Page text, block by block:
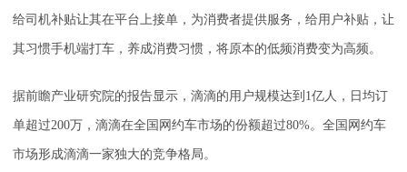
给司机补贴让其在平台上接单，为消费者提供服务，给用户补贴，让
其习惯手机端打车，养成消费习惯，将原本的低频消费变为高频。
据前瞻产业研究院的报告显示，滴滴的用户规模达到1亿人，日均订
单超过200万，滴滴在全国网约车市场的份额超过80%。全国网约车
市场形成滴滴一家独大的竞争格局。